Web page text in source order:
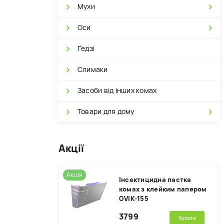
Мухи
Оси
Ґедзі
Слимаки
Засоби від інших комах
Товари для дому
Акції
Акція
Інсектицидна пастка
комах з клейким папером
GVIK-155
3799
Купити